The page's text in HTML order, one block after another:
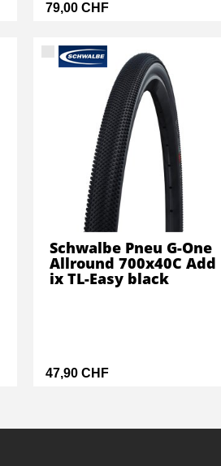
79,00 CHF
47,90 CHF
Schwalbe Pneu G-One
Allround 700x40C Add
ix TL-Easy black